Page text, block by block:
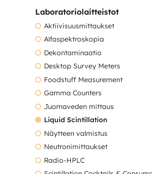
Laboratoriolaitteistot
Aktiivisuusmittaukset
Alfaspektroskopia
Dekontaminaatio
Desktop Survey Meters
Foodstuff Measurement
Gamma Counters
Juomaveden mittaus
Liquid Scintillation
Näytteen valmistus
Neutronimittaukset
Radio-HPLC